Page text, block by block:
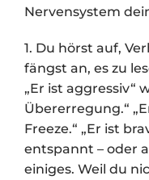
Nervensystem
1. Du hörst auf,
fängst an, es zu
„Er ist aggressiv“
Übererregung.“
Freeze.“ „Er ist
entspannt – oder
einiges. Weil du